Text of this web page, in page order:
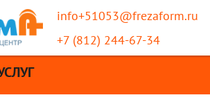
info+51053@frezaform.ru
+7 (812) 244-67-34